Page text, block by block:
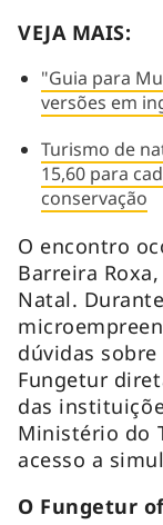
VEJA MAIS:
"Guia para
versões em
Turismo de
15,60 para
conservação
O encontro
Barreira
Natal.
dúvidas
Fungetur
das
Ministério do
acesso a
O Fungetur